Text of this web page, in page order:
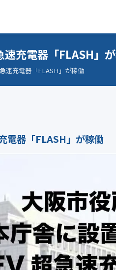
充電器「FLASH」
速充電器「FLASH」が稼働
電器「FLASH」が稼働